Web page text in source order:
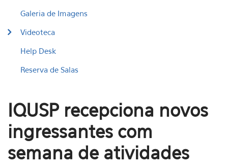
Galeria de Imagens
Videoteca
Help Desk
Reserva de Salas
IQUSP recepciona novos
ingressantes com
semana de atividades